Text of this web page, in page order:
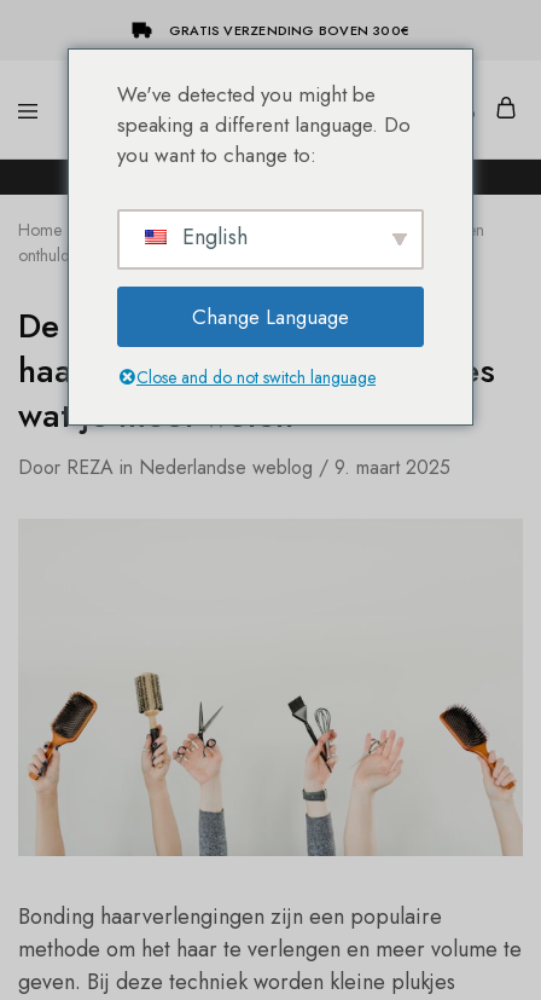
GRATIS VERZENDING BOVEN 300€
She-
Socap
Extensions
Home
De geheimen van bonding haarverlengingen
onthuld: alles wat je moet weten
De geheimen van bonding
haarverlengingen onthuld: alles
wat je moet weten
Door REZA in Nederlandse weblog 9. maart 2025
Bonding haarverlengingen zijn een populaire
methode om het haar te verlengen en meer volume te
geven. Bij deze techniek worden kleine plukjes
We've detected you might be
speaking a different language. Do
you want to change to:
English
Change Language
Close and do not switch language